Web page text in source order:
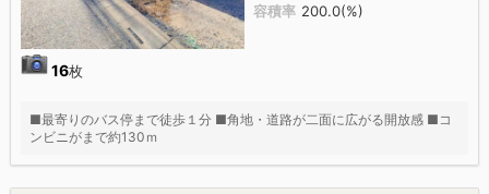
16枚
容積率 200.0(%)
■最寄りのバス停まで徒歩１分 ■角地・道路が二面に広がる開放感 ■コ
ンビニがまで約130ｍ